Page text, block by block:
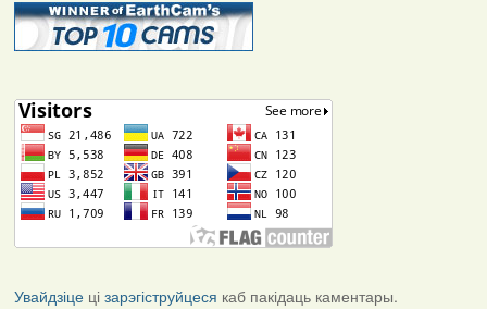
Увайдзіцеці зарэгіструйцеся каб пакідаць каментары.